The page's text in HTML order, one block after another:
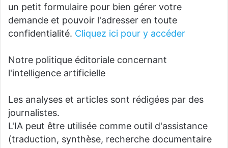
un petit formulaire pour bien gérer votre
demande et pouvoir l'adresser en toute
confidentialité. Cliquez ici pour y accéder
Notre politique éditoriale concernant
l'intelligence artificielle
Les analyses et articles sont rédigées par des
journalistes.
L'IA peut être utilisée comme outil d'assistance
(traduction, synthèse, recherche documentaire